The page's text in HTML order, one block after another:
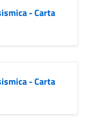
- Carta
- Carta